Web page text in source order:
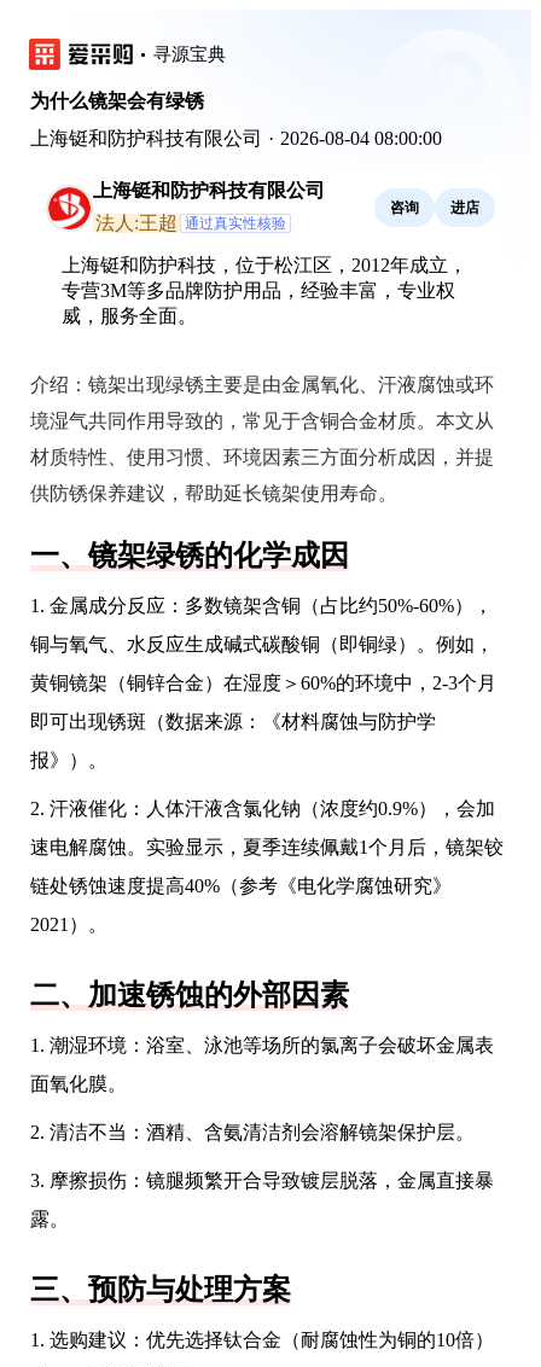
寻源宝典
为什么镜架会有绿锈
上海铤和防护科技有限公司 · 2026-08-04 08:00:00
上海铤和防护科技有限公司
法人:王超 通过真实性核验
咨询 进店
上海铤和防护科技，位于松江区，2012年成立，
专营3M等多品牌防护用品，经验丰富，专业权
威，服务全面。
介绍： 镜架出现绿锈主要是由金属氧化、汗液腐蚀或环
境湿气共同作用导致的，常见于含铜合金材质。本文从
材质特性、使用习惯、环境因素三方面分析成因，并提
供防锈保养建议，帮助延长镜架使用寿命。
一、镜架绿锈的化学成因
1. 金属成分反应：多数镜架含铜（占比约50%-60%），
铜与氧气、水反应生成碱式碳酸铜（即铜绿）。例如，
黄铜镜架（铜锌合金）在湿度＞60%的环境中，2-3个月
即可出现锈斑（数据来源：《材料腐蚀与防护学
报》）。
2. 汗液催化：人体汗液含氯化钠（浓度约0.9%），会加
速电解腐蚀。实验显示，夏季连续佩戴1个月后，镜架铰
链处锈蚀速度提高40%（参考《电化学腐蚀研究》
2021）。
二、加速锈蚀的外部因素
1. 潮湿环境：浴室、泳池等场所的氯离子会破坏金属表
面氧化膜。
2. 清洁不当：酒精、含氨清洁剂会溶解镜架保护层。
3. 摩擦损伤：镜腿频繁开合导致镀层脱落，金属直接暴
露。
三、预防与处理方案
1. 选购建议：优先选择钛合金（耐腐蚀性为铜的10倍）